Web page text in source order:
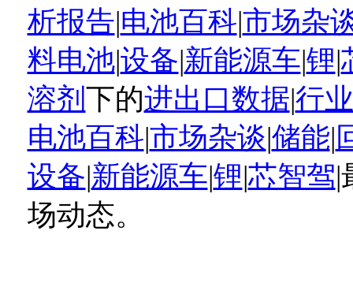
析报告|电池百科|市场杂
料电池|设备|新能源车|锂|
溶剂 下的进出口数据|行
电池百科|市场杂谈|储能|
设备|新能源车|锂|芯智驾|
场动态。